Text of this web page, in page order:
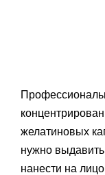
желатиновых
нужно
нанести на